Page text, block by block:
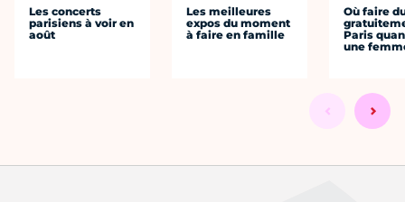
Les concerts
parisiens à voir en
août
Les meilleures
expos du moment
à faire en famille
Où faire
Paris
une